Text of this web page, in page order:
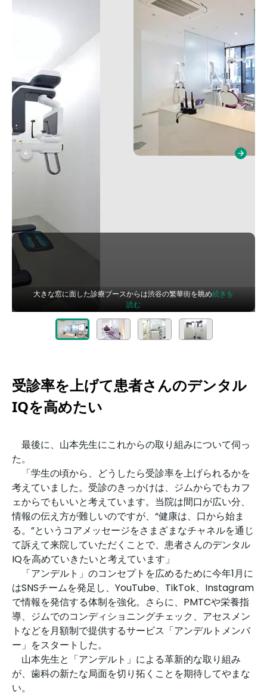
大きな窓に面した診療ブースからは渋谷の繁華街を眺め続きを
読む
受診率を上げて患者さんのデンタル
IQを高めたい
最後に、山本先生にこれからの取り組みについて伺っ
た。
「学生の頃から、どうしたら受診率を上げられるかを
考えていました。受診のきっかけは、ジムからでもカフ
ェからでもいいと考えています。当院は間口が広い分、
情報の伝え方が難しいのですが、“健康は、口から始ま
る。”というコアメッセージをさまざまなチャネルを通じ
て訴えて来院していただくことで、患者さんのデンタル
IQを高めていきたいと考えています」
「アンデルト」のコンセプトを広めるために今年1月に
はSNSチームを発足し、YouTube、TikTok、Instagram
で情報を発信する体制を強化。さらに、PMTCや栄養指
導、ジムでのコンディショニングチェック、アセスメン
トなどを月額制で提供するサービス「アンデルトメンバ
ー」をスタートした。
山本先生と「アンデルト」による革新的な取り組み
が、歯科の新たな局面を切り拓くことを期待してやまな
い。